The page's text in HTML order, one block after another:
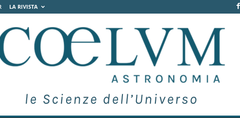
LA RIVISTA